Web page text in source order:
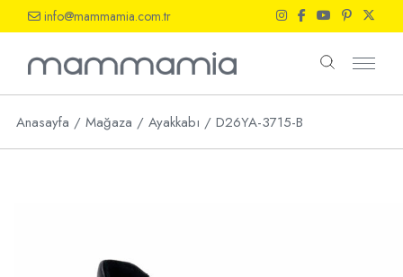
the
info@mammamia.com.tr
Anasayfa Mağaza Ayakkabı D26YA-3715-B